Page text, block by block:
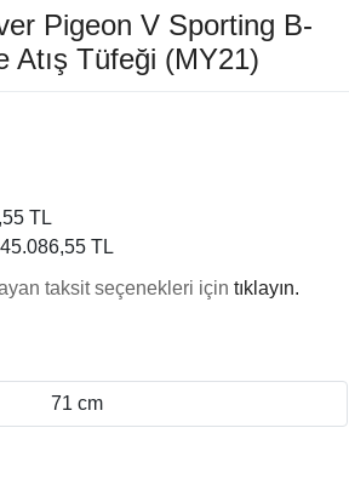
Pigeon V Sporting B-
Atış Tüfeği (MY21)
TL
TL
taksit seçenekleri için tıklayın.
71 cm